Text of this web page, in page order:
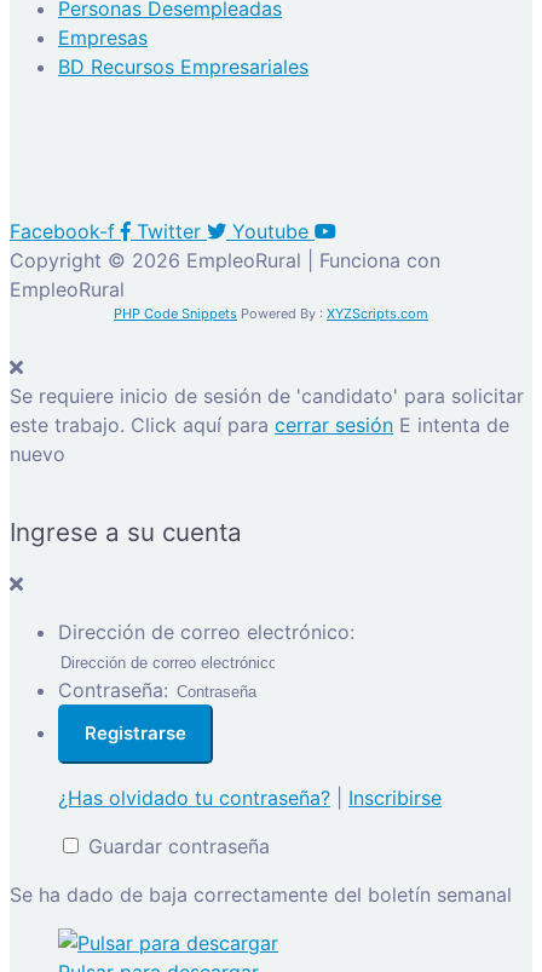
Personas Desempleadas
Empresas
BD Recursos Empresariales
Facebook-f Twitter
Youtube
Copyright © 2026 EmpleoRural | Funciona con
EmpleoRural
PHP Code Snippets Powered By : XYZScripts.com
Se requiere inicio de sesión de 'candidato' para solicitar
este trabajo. Click aquí para cerrar sesión E intenta de
nuevo
Ingrese a su cuenta
Dirección de correo electrónico:
Contraseña:
¿Has olvidado tu contraseña?
Inscribirse
Guardar contraseña
Se ha dado de baja correctamente del boletín semanal